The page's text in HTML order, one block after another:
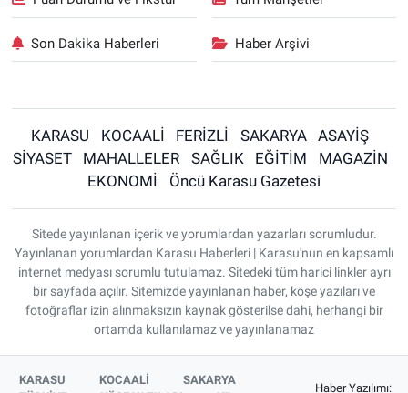
Son Dakika Haberleri Haber Arşivi
KARASU KOCAALİ FERİZLİ SAKARYA
ASAYİŞ
SİYASET
MAHALLELER SAĞLIK EĞİTİM
MAGAZİN
EKONOMİ
Öncü Karasu Gazetesi
Sitede yayınlanan içerik ve yorumlardan yazarları sorumludur.
Yayınlanan yorumlardan Karasu Haberleri | Karasu'nun en kapsamlı
internet medyası sorumlu tutulamaz. Sitedeki tüm harici linkler ayrı
bir sayfada açılır. Sitemizde yayınlanan haber, köşe yazıları ve
fotoğraflar izin alınmaksızın kaynak gösterilse dahi, herhangi bir
ortamda kullanılamaz ve yayınlanamaz
KARASU KOCAALİ
SAKARYA
Haber Yazılımı: